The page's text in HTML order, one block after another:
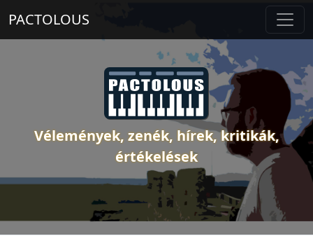
PACTOLOUS
Vélemények, zenék, hírek, kritikák,
értékelések